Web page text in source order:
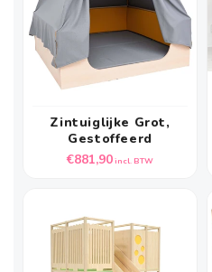
Zintuiglijke Grot,
Gestoffeerd
Normale
€881,90incl. BTW